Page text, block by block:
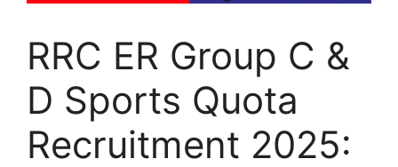
RRC ER Group C &
D Sports Quota
Recruitment 2025: